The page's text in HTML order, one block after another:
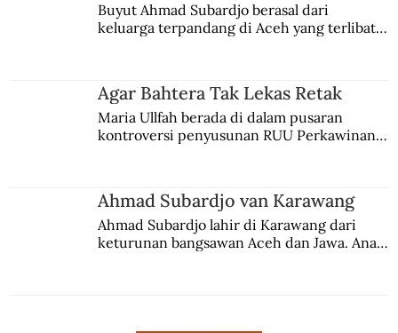
Buyut Ahmad Subardjo berasal dari
keluarga terpandang di Aceh yang terlibat
Agar Bahtera Tak Lekas Retak
Maria Ullfah berada di dalam pusaran
kontroversi penyusunan RUU Perkawinan.
Ahmad Subardjo van Karawang
Ahmad Subardjo lahir di Karawang dari
keturunan bangsawan Aceh dan Jawa. Anak